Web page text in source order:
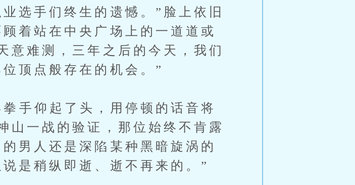
选手们终生的遗憾。”脸上依旧
着站在中央广场上的一道道或
意难测，三年之后的今天，我们
顶点般存在的机会。”
仰起了头，用停顿的话音将
山一战的验证，那位始终不肯露
男人还是深陷某种黑暗旋涡的
是稍纵即逝、逝不再来的。”